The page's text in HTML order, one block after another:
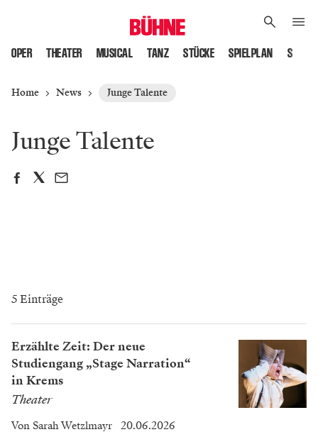
OPER THEATER MUSICAL TANZ STÜCKE SPIELPLAN
Home News Junge Talente
Junge Talente
5 Einträge
Erzählte Zeit: Der neue
Studiengang „Stage Narration“
in Krems
Theater
Von Sarah Wetzlmayr 20.06.2026